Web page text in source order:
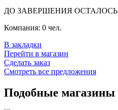
ДО ЗАВЕРШЕНИЯ ОСТАЛОСЬ
Компания: 0 чел.
В закладки
Перейти в магазин
Сделать заказ
Смотреть все предложения
Подобные магазины